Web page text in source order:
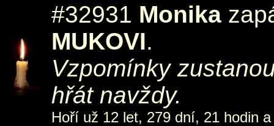
#32931 Monika
MUKOVI.
Vzpomínky
hřát navždy.
Hoří už 12 let, 279 dní, 21 hodin